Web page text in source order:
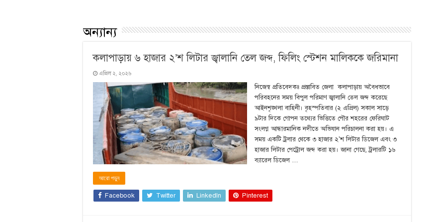
অন্যান্য
কলাপাড়ায় ৬ হাজার ২’শ লিটার জ্বালানি তেল জব্দ, ফিলিং স্টেশন মালিককে জরিমানা
এপ্রিল ২, ২০২৬
নিজেস্ব প্রতিবেদকঃ প্রস্তাবিত জেলা কলাপাড়ায় অবৈধভাবে
পরিবহনের সময় বিপুল পরিমাণ জ্বালানি তেল জব্দ করেছে
আইনশৃঙ্খলা বাহিনী। বৃহস্পতিবার (২ এপ্রিল) সকাল সাড়ে
৯টার দিকে গোপন তথ্যের ভিত্তিতে পৌর শহরের ফেরিঘাট
সংলগ্ন আন্ধারমানিক নদীতে অভিযান পরিচালনা করা হয়। এ
সময় একটি ট্রলার থেকে ৩ হাজার ২’শ লিটার ডিজেল এবং ৩
হাজার লিটার পেট্রোল জব্দ করা হয়। জানা গেছে, ট্রলারটি ১৬
ব্যারেল ডিজেল …
আরো পড়ুন
Facebook Twitter LinkedIn Pinterest